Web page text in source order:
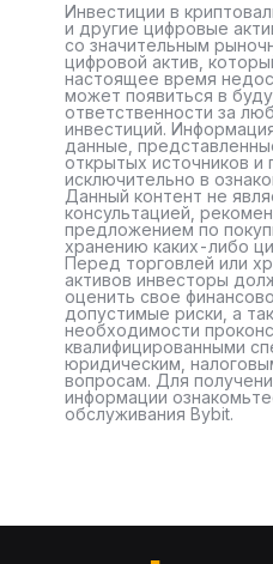
Инвестиции в
и другие цифровые
со значительным
цифровой актив,
настоящее время
может появиться в
ответственности за
инвестиций.
данные,
открытых источников и
исключительно в
Данный контент не
консультацией,
предложением по
хранению каких-либо
Перед торговлей или
активов инвесторы
оценить свое
допустимые риски, а
необходимости
квалифицированными
юридическим,
вопросам. Для
информации
обслуживания Bybit.